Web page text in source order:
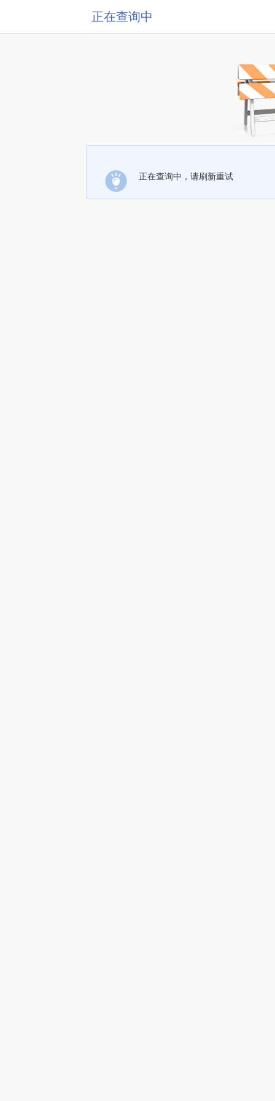
正在查询中
正在查询中，请刷新重试